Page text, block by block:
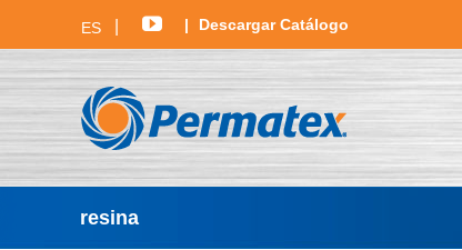
ES YouTubeDescargar Catálogo
resina